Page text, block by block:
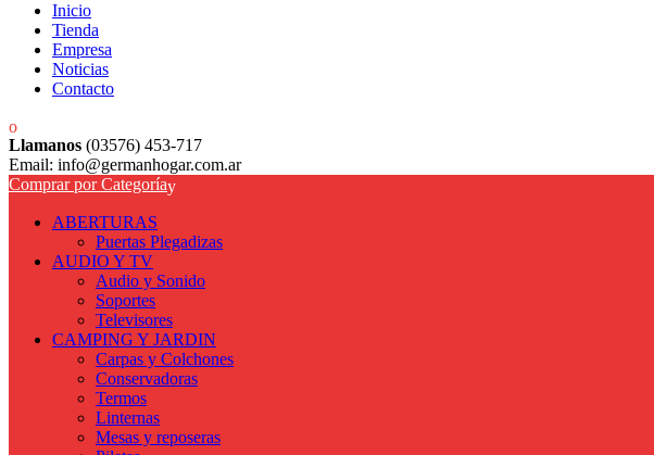
Inicio
Tienda
Empresa
Noticias
Contacto
Llamanos (03576) 453-717
Email: info@germanhogar.com.ar
Comprar por Categoría
ABERTURAS
Puertas Plegadizas
AUDIO Y TV
Audio y Sonido
Soportes
Televisores
CAMPING Y JARDIN
Carpas y Colchones
Conservadoras
Termos
Linternas
Mesas y reposeras